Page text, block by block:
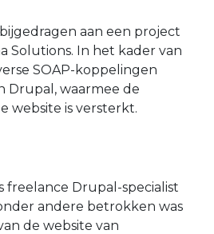
aan een project
Solutions. In het kader van
SOAP-koppelingen
Drupal, waarmee de
website is versterkt.
freelance Drupal-specialist
andere betrokken was
de website van